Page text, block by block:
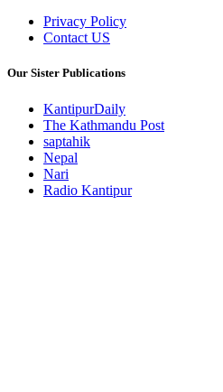
Privacy Policy
Contact US
Our Sister Publications
KantipurDaily
The Kathmandu Post
saptahik
Nepal
Nari
Radio Kantipur